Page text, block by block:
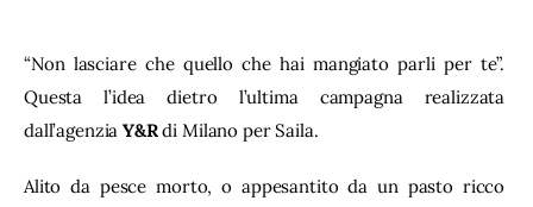
“Non lasciare che quello che hai mangiato parli per te”.
Questa l’idea dietro l’ultima campagna realizzata
dall’agenzia Y&R di Milano per Saila.
Alito da pesce morto, o appesantito da un pasto ricco